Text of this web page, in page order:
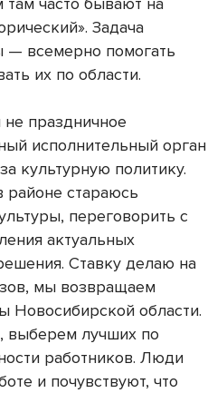
Задача
— всемерно помогать
их по области.
не праздничное
исполнительный орган
культурную политику.
стараюсь
переговорить с
актуальных
Ставку делаю на
мы возвращаем
Новосибирской области.
выберем лучших по
работников. Люди
и почувствуют, что